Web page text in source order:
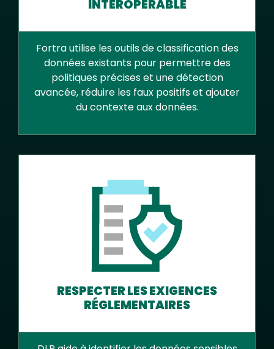
INTEROPÉRABLE
Fortra utilise les outils de classification des
données existants pour permettre des
politiques précises et une détection
avancée, réduire les faux positifs et ajouter
du contexte aux données.
RESPECTER LES EXIGENCES
RÉGLEMENTAIRES